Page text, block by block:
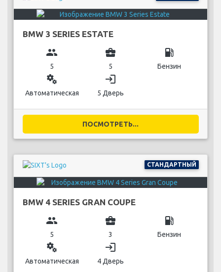
BMW 3 SERIES ESTATE
group
5
business_center
5
local_gas_station
Бензин
miscellaneous_services
Автоматическая
login
5 Дверь
ПОСМОТРЕТЬ...
СТАНДАРТНЫЙ
BMW 4 SERIES GRAN COUPE
group
5
business_center
3
local_gas_station
Бензин
miscellaneous_services
Автоматическая
login
4 Дверь